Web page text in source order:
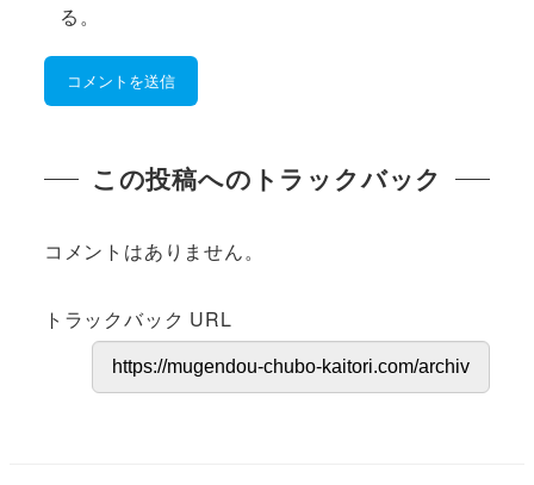
る。
この投稿へのトラックバック
コメントはありません。
トラックバック URL